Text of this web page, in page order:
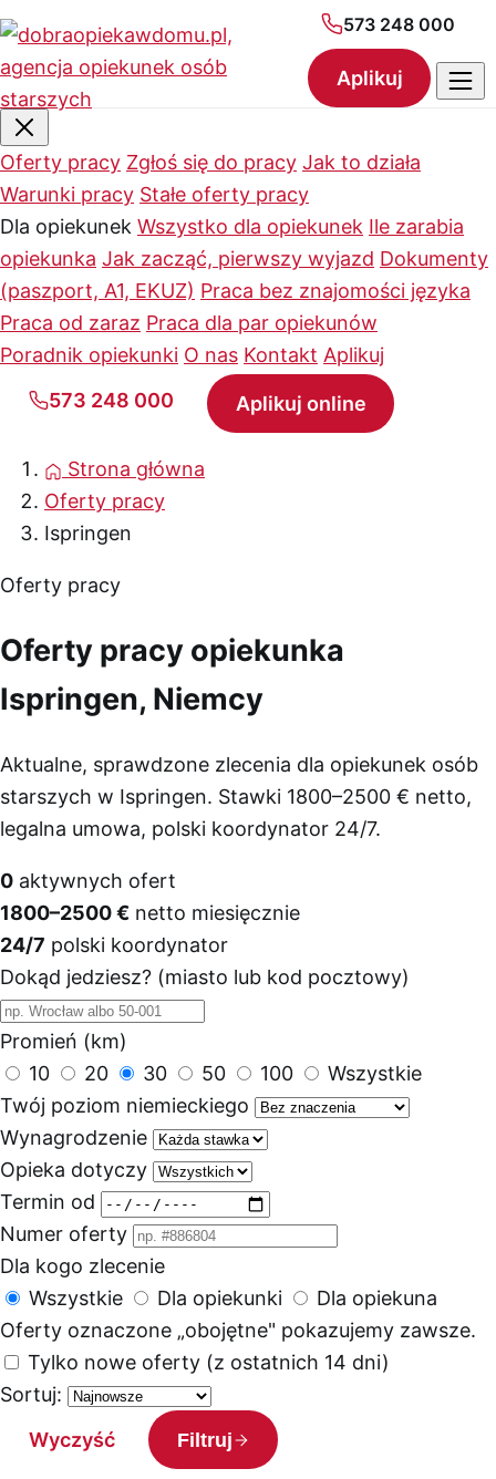
573 248 000
Aplikuj
Oferty pracy Zgłoś się do pracy Jak to działa
Warunki pracy Stałe oferty pracy
Dla opiekunek Wszystko dla opiekunek Ile zarabia
opiekunka Jak zacząć, pierwszy wyjazd Dokumenty
(paszport, A1, EKUZ) Praca bez znajomości języka
Praca od zaraz Praca dla par opiekunów
Poradnik opiekunki O nas Kontakt Aplikuj
573 248 000
Aplikuj online
Strona główna
Oferty pracy
Ispringen
Oferty pracy
Oferty pracy opiekunka
Ispringen, Niemcy
Aktualne, sprawdzone zlecenia dla opiekunek osób
starszych w Ispringen. Stawki 1800–2500 € netto,
legalna umowa, polski koordynator 24/7.
0 aktywnych ofert
1800–2500 € netto miesięcznie
24/7 polski koordynator
Dokąd jedziesz? (miasto lub kod pocztowy)
Promień (km)
10
20 30 50 100
Wszystkie
Twój poziom niemieckiego
Wynagrodzenie
Opieka dotyczy
Termin od
Numer oferty
Dla kogo zlecenie
Wszystkie
Dla opiekunki
Dla opiekuna
Oferty oznaczone „obojętne" pokazujemy zawsze.
Tylko nowe oferty (z ostatnich 14 dni)
Sortuj:
Wyczyść
Filtruj